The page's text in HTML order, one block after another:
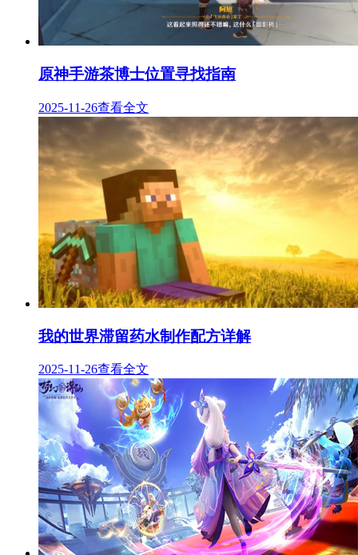
原神手游茶博士位置寻找指南
2025-11-26查看全文
我的世界滞留药水制作配方详解
2025-11-26查看全文